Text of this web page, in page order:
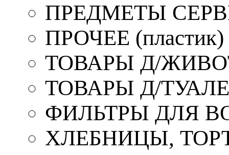
ПРЕДМЕТЫ
ПРОЧЕЕ (пластик)
ТОВАРЫ Д/
ТОВАРЫ Д/
ФИЛЬТРЫ ДЛЯ
ХЛЕБНИЦЫ,